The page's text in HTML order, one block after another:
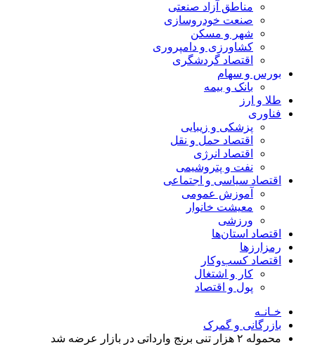
مناطق آزاد صنعتی
صنعت خودروسازی
شهر و مسکن
کشاورزی و دامپروری
اقتصاد گردشگری
بورس و سهام
بانک و بیمه
طلا و ارز
فناوری
پزشکی و زیبایی
اقتصاد حمل و نقل
اقتصاد انرژی
نفت و پتروشیمی
اقتصاد سیاسی و اجتماعی
آموزش عمومی
معیشت خانوار
ورزشی
اقتصاد استان‌ها
رمزارزها
اقتصاد کسب‌و‌کار
کار و اشتغال
پول و اقتصاد
خـانـه
بازرگانی و گمرک
محموله ۲ هزار تنی برنج وارداتی در بازار عرضه شد